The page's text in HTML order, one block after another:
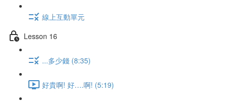
線上互動單元
Lesson 16
...多少錢 (8:35)
好貴啊! 好….啊! (5:19)